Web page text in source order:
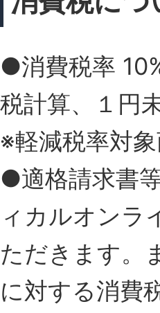
●消費税率
税計算、１円
※軽減税率対
●適格請求書
ィカルオンラ
ただきます。
に対する消費